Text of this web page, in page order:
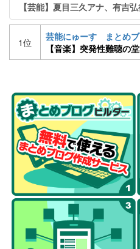
【芸能】夏目三久アナ、有吉
1位
芸能にゅーす まとめ
【音楽】突発性難聴の
語る「ライブや爆音を